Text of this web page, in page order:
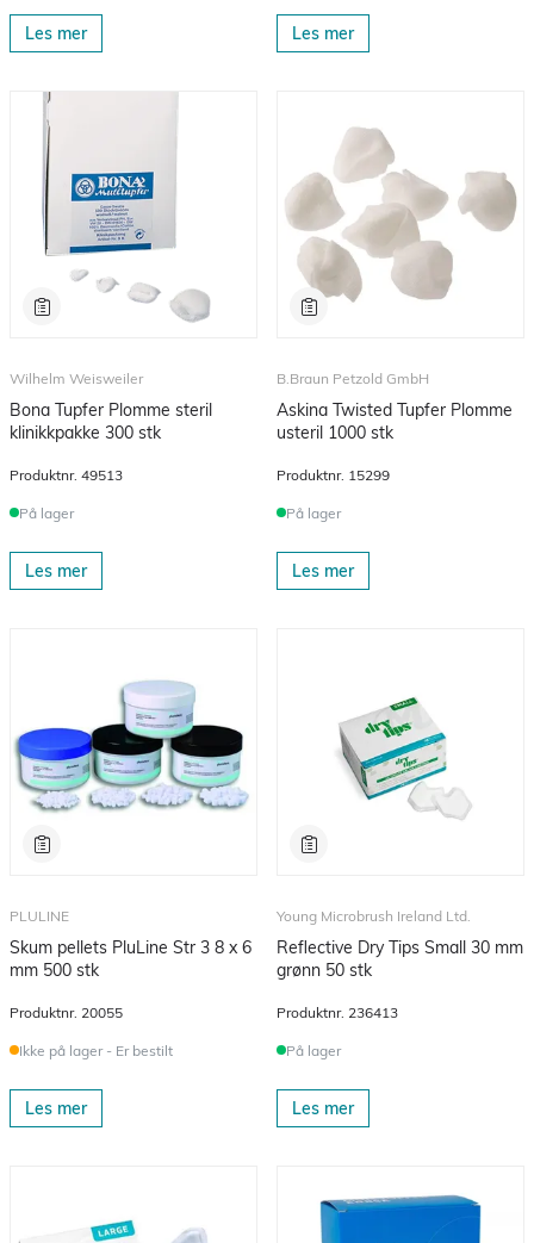
Les mer Les mer
Wilhelm Weisweiler
Bona Tupfer Plomme steril
klinikkpakke 300 stk
Produktnr. 49513
På lager
Les mer
B.Braun Petzold GmbH
Askina Twisted Tupfer Plomme
usteril 1000 stk
Produktnr. 15299
På lager
Les mer
PLULINE
Skum pellets PluLine Str 3 8 x 6
mm 500 stk
Produktnr. 20055
Ikke på lager - Er bestilt
Les mer
Young Microbrush Ireland Ltd.
Reflective Dry Tips Small 30 mm
grønn 50 stk
Produktnr. 236413
På lager
Les mer